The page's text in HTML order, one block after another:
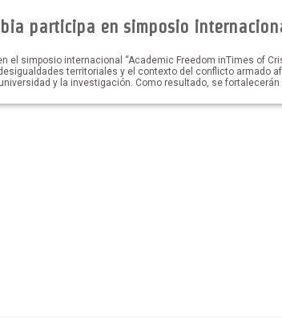
participa en simposio
el simposio internacional “Academic Freedom inTimes of
territoriales y el contexto del conflicto
y la investigación. Como resultado, se